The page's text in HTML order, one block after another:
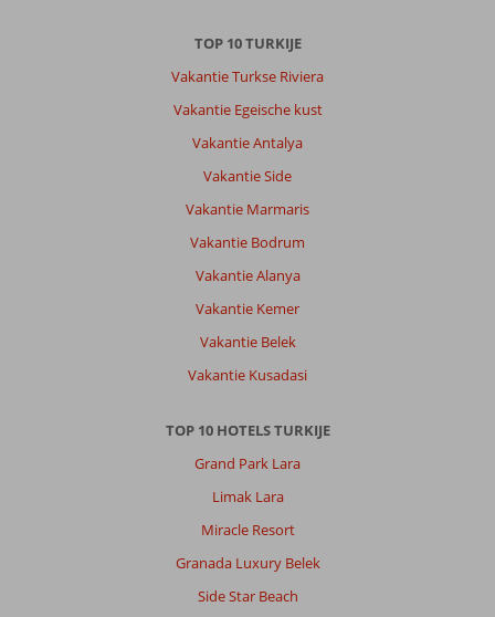
TOP 10 TURKIJE
Vakantie Turkse Riviera
Vakantie Egeische kust
Vakantie Antalya
Vakantie Side
Vakantie Marmaris
Vakantie Bodrum
Vakantie Alanya
Vakantie Kemer
Vakantie Belek
Vakantie Kusadasi
TOP 10 HOTELS TURKIJE
Grand Park Lara
Limak Lara
Miracle Resort
Granada Luxury Belek
Side Star Beach